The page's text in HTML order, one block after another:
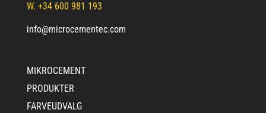
W. +34 600 981 193
info@microcementec.com
MIKROCEMENT
PRODUKTER
FARVEUDVALG